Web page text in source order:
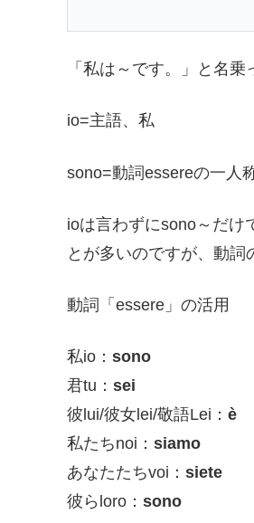
「私は～です。」と名
io=主語、私
sono=動詞essereの一人
ioは言わずにsono～だけ
とが多いのですが、動詞
動詞「essere」の活用
私io： sono
君tu： sei
彼lui/彼女lei/敬語Lei： è
私たちnoi： siamo
あなたたちvoi： siete
彼らloro： sono